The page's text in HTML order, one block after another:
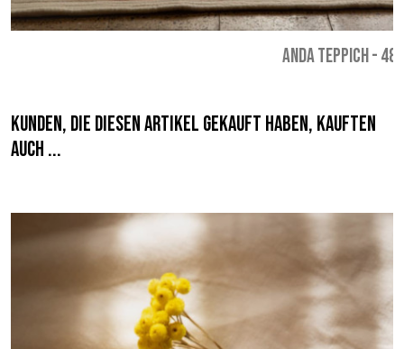
ANDA TEPPICH-
Kunden, die diesen Artikel gekauft haben, kauften
auch ...